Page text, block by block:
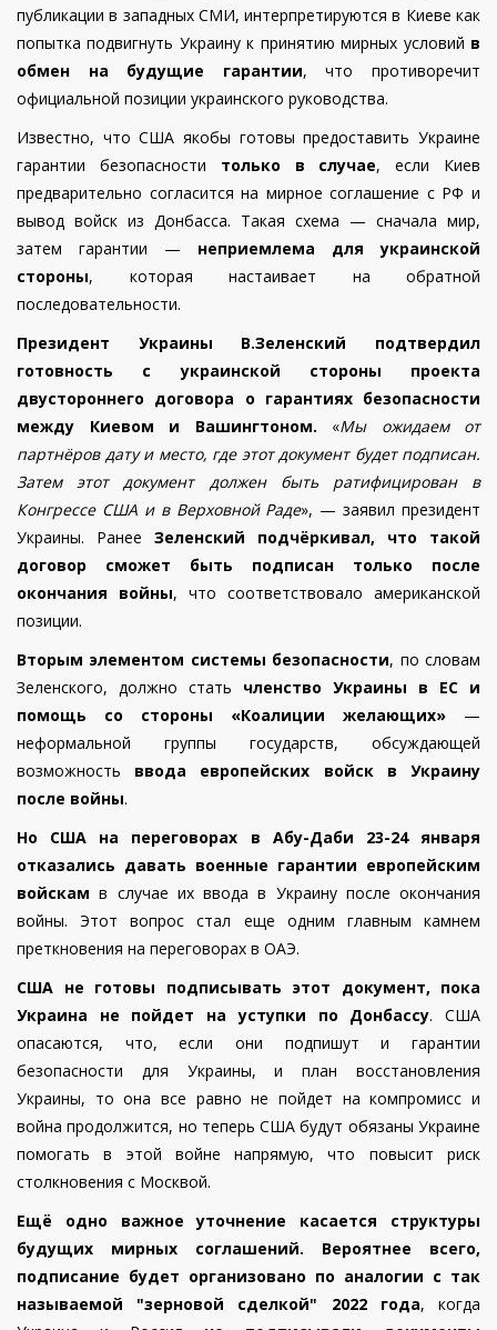
публикации в западных СМИ, интерпретируются в Киеве как
попытка подвигнуть Украину к принятию мирных условий в
обмен на будущие гарантии, что противоречит
официальной позиции украинского руководства.
Известно, что США якобы готовы предоставить Украине
гарантии безопасности только в случае, если Киев
предварительно согласится на мирное соглашение с РФ и
вывод войск из Донбасса. Такая схема — сначала мир,
затем гарантии — неприемлема для украинской
стороны, которая настаивает на обратной
последовательности.
Президент Украины В.Зеленский подтвердил
готовность с украинской стороны проекта
двустороннего договора о гарантиях безопасности
между Киевом и Вашингтоном. «Мы ожидаем от
партнёров дату и место, где этот документ будет подписан.
Затем этот документ должен быть ратифицирован в
Конгрессе США и в Верховной Раде», — заявил президент
Украины.
Ранее Зеленский подчёркивал, что такой
договор сможет быть подписан только после
окончания войны, что соответствовало американской
позиции.
Вторым элементом системы безопасности, по словам
Зеленского, должно стать членство Украины в ЕС и
помощь со стороны
«Коалиции желающих» —
неформальной группы государств, обсуждающей
возможность ввода европейских войск в Украину
после войны.
Но США на переговорах в Абу-Даби 23-24 января
отказались давать военные гарантии европейским
войскам в случае их ввода в Украину после окончания
войны. Этот вопрос стал еще одним главным камнем
преткновения на переговорах в ОАЭ.
США не готовы подписывать этот документ, пока
Украина не пойдет на уступки по Донбассу. США
опасаются, что, если они подпишут и гарантии
безопасности для Украины, и план восстановления
Украины, то она все равно не пойдет на компромисс и
война продолжится, но теперь США будут обязаны Украине
помогать в этой войне напрямую, что повысит риск
столкновения с Москвой.
Ещё одно важное уточнение касается структуры
будущих мирных соглашений. Вероятнее всего,
подписание будет организовано по аналогии с так
называемой "зерновой сделкой" 2022 года, когда